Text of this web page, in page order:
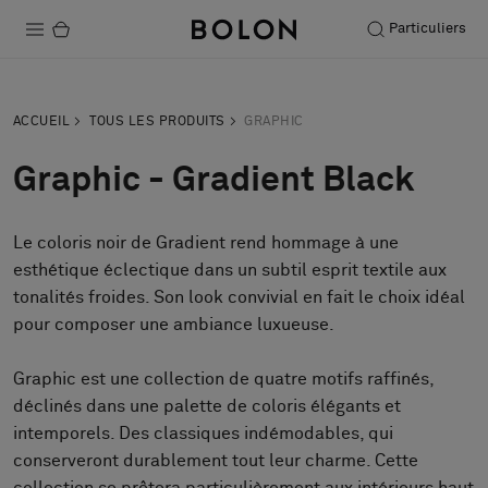
Particuliers
Durabilité
Installation
Entretien
Nos collaborations
FAQ
ACCUEIL TOUS LES PRODUITS GRAPHIC
Graphic - Gradient Black
Le coloris noir de Gradient rend hommage à une
esthétique éclectique dans un subtil esprit textile aux
tonalités froides. Son look convivial en fait le choix idéal
pour composer une ambiance luxueuse.
Graphic est une collection de quatre motifs raffinés,
déclinés dans une palette de coloris élégants et
intemporels. Des classiques indémodables, qui
conserveront durablement tout leur charme. Cette